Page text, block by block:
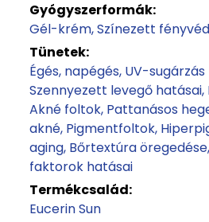
Gyógyszerformák:
Gél-krém Színezett
Tünetek:
Égés, napégés UV-
Szennyezett levegő hatásai
Akné foltok Pattanásos
akné Pigmentfoltok
aging Bőrtextúra öregedése
faktorok hatásai
Termékcsalád:
Eucerin Sun